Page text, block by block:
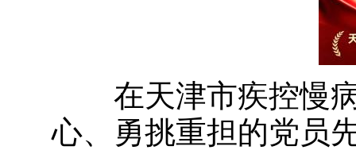
在天津市疾控慢病
心、勇挑重担的党员